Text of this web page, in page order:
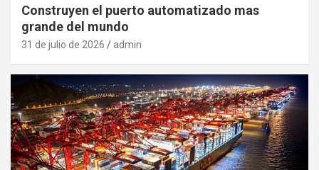
Construyen el puerto automatizado mas
grande del mundo
31 de julio de 2026 admin